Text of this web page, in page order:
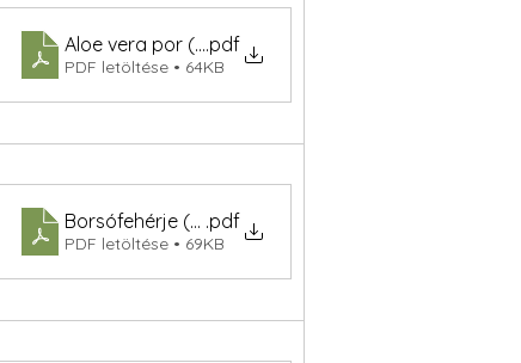
Aloe vera por (mg)
.pdf
PDF letöltése • 64KB
Borsófehérje (g).pdf
PDF letöltése • 69KB